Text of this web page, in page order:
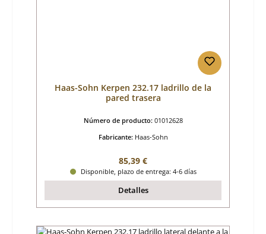
Haas-Sohn Kerpen 232.17 ladrillo de la
pared trasera
Número de producto: 01012628
Fabricante: Haas-Sohn
Precio normal:
85,39 €
Disponible, plazo de entrega: 4-6 días
Detalles